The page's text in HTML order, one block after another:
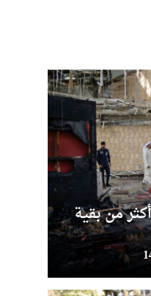
من بقية